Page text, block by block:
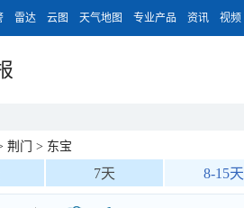
雷达 云图 天气地图 专业产品 资讯 视频
荆门 > 东宝
7天 8-15天